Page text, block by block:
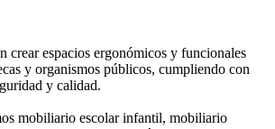
crear espacios ergonómicos y funcionales
y organismos públicos, cumpliendo con
y calidad.
mobiliario escolar infantil, mobiliario